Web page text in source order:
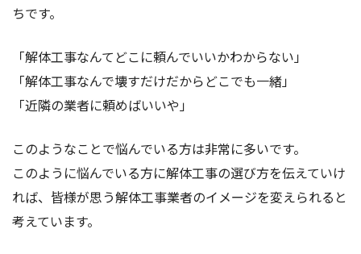
ちです。
「解体工事なんてどこに頼んでいいかわからない」
「解体工事なんで壊すだけだからどこでも一緒」
「近隣の業者に頼めばいいや」
このようなことで悩んでいる方は非常に多いです。
このように悩んでいる方に解体工事の選び方を伝えていけ
れば、皆様が思う解体工事業者のイメージを変えられると
考えています。